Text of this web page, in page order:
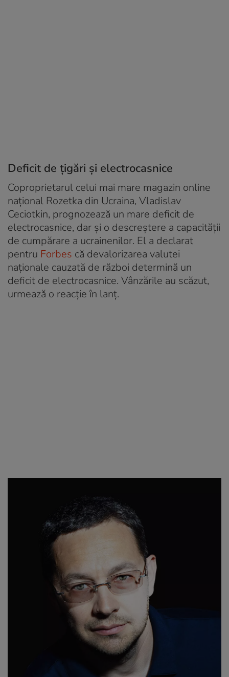
Deficit de țigări și electrocasnice
Coproprietarul celui mai mare magazin online
național Rozetka din Ucraina, Vladislav
Ceciotkin, prognozează un mare deficit de
electrocasnice, dar și o descreștere a capacității
de cumpărare a ucrainenilor. El a declarat
pentru Forbes că devalorizarea valutei
naționale cauzată de război determină un
deficit de electrocasnice. Vânzările au scăzut,
urmează o reacție în lanț.